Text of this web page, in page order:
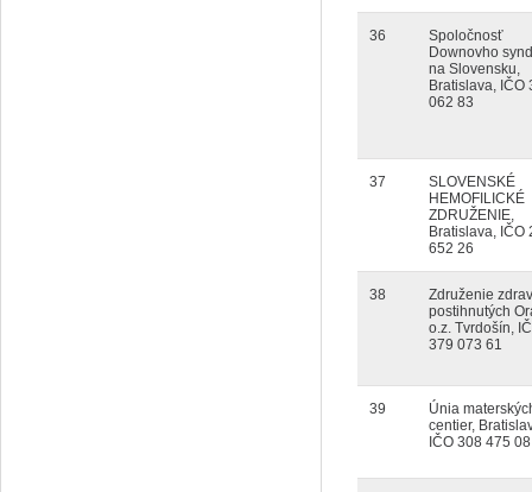
36
Spoločnosť
Downovho
na Slovensku,
Bratislava, IČO
062 83
37
SLOVENSKÉ
HEMOFILICKÉ
ZDRUŽENIE,
Bratislava, IČO
652 26
38
Združenie
postihnutých
o.z. Tvrdošín,
379 073 61
39
Únia
centier,
IČO 308 475 08